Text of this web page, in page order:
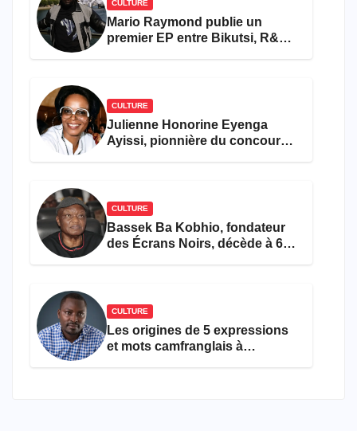
CULTURE
Mario Raymond publie un
premier EP entre Bikutsi, R&B
CULTURE
Julienne Honorine Eyenga
Ayissi, pionnière du concours
CULTURE
Bassek Ba Kobhio, fondateur
des Écrans Noirs, décède à 69
CULTURE
Les origines de 5 expressions
et mots camfranglais à